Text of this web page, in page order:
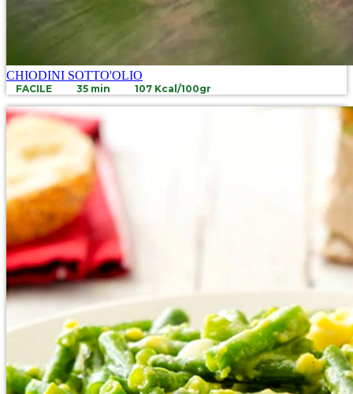
CHIODINI SOTTO'OLIO
FACILE 35 min 107 Kcal/100gr